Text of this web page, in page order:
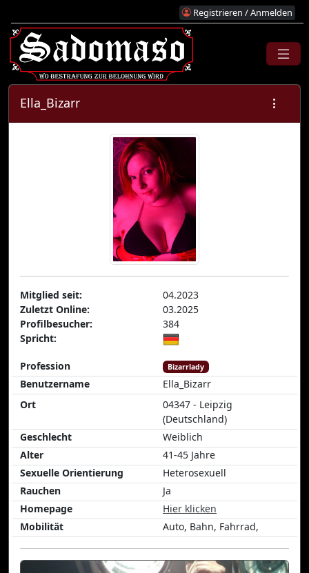
Registrieren / Anmelden
Ella_Bizarr
Mitglied seit:
04.2023
Zuletzt Online:
03.2025
Profilbesucher:
384
Spricht:
Profession Bizarrlady
Benutzername
Ella_Bizarr
Ort
04347 - Leipzig
(Deutschland)
Geschlecht
Weiblich
Alter
41-45 Jahre
Sexuelle Orientierung
Heterosexuell
Rauchen
Ja
Homepage
Hier klicken
Mobilität
Auto, Bahn, Fahrrad,